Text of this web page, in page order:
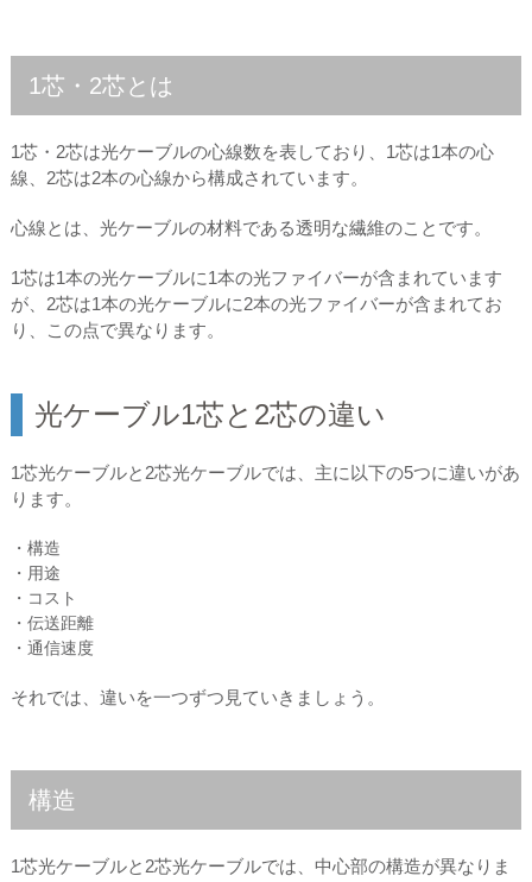
1芯・2芯とは
1芯・2芯は光ケーブルの心線数を表しており、1芯は1本の心
線、2芯は2本の心線から構成されています。
心線とは、光ケーブルの材料である透明な繊維のことです。
1芯は1本の光ケーブルに1本の光ファイバーが含まれています
が、2芯は1本の光ケーブルに2本の光ファイバーが含まれてお
り、この点で異なります。
光ケーブル1芯と2芯の違い
1芯光ケーブルと2芯光ケーブルでは、主に以下の5つに違いがあ
ります。
・構造
・用途
・コスト
・伝送距離
・通信速度
それでは、違いを一つずつ見ていきましょう。
構造
1芯光ケーブルと2芯光ケーブルでは、中心部の構造が異なりま